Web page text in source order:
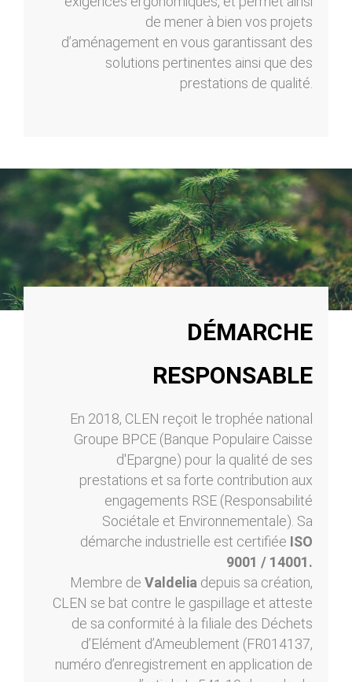
de mener à bien vos projets
d’aménagement en vous garantissant des
solutions pertinentes ainsi que des
prestations de qualité.
DÉMARCHE
RESPONSABLE
En 2018, CLEN reçoit le trophée national
Groupe BPCE (Banque Populaire Caisse
d'Epargne) pour la qualité de ses
prestations et sa forte contribution aux
engagements RSE (Responsabilité
Sociétale et Environnementale). Sa
démarche industrielle est certifiée ISO
9001 / 14001.
Membre de Valdelia depuis sa création,
CLEN se bat contre le gaspillage et atteste
de sa conformité à la filiale des Déchets
d’Elément d’Ameublement (FR014137,
numéro d’enregistrement en application de